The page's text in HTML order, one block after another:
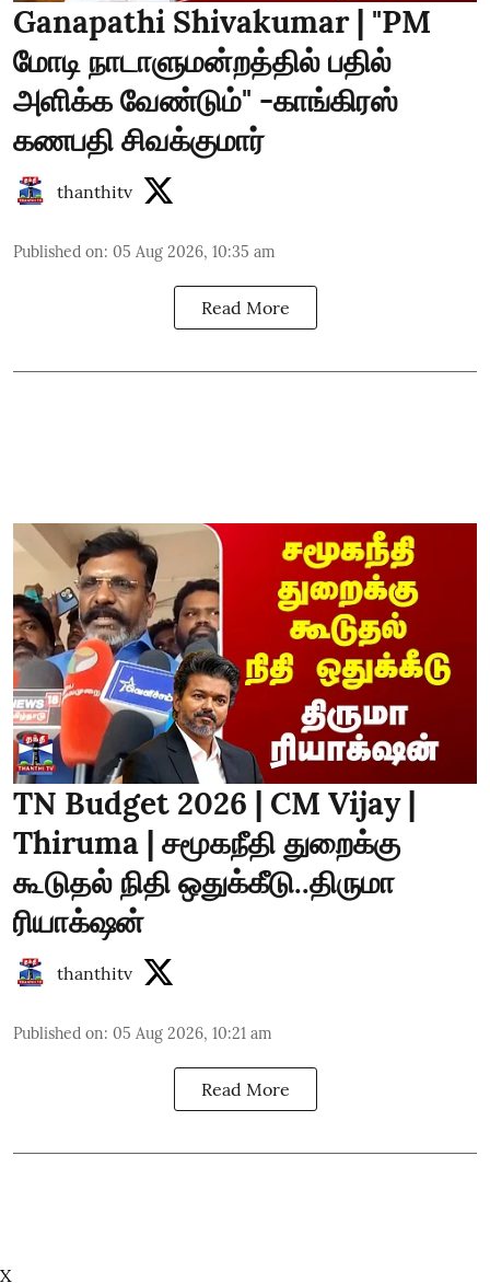
Ganapathi Shivakumar | "PM
மோடி நாடாளுமன்றத்தில் பதில்
அளிக்க வேண்டும்" -காங்கிரஸ்
கணபதி சிவக்குமார்
thanthitv
Published on: 05 Aug 2026, 10:35 am
Read More
TN Budget 2026 | CM Vijay |
Thiruma | சமூகநீதி துறைக்கு
கூடுதல் நிதி ஒதுக்கீடு..திருமா
ரியாக்‌ஷன்
thanthitv
Published on: 05 Aug 2026, 10:21 am
Read More
X